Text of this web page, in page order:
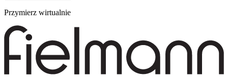
Przymierz wirtualnie